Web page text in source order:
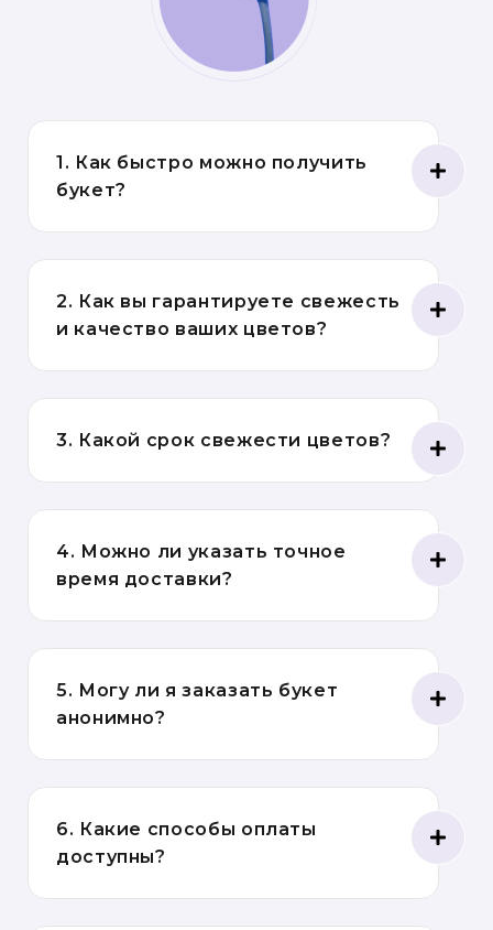
1. Как быстро можно получить
букет?
2. Как вы гарантируете свежесть
и качество ваших цветов?
3. Какой срок свежести цветов?
4. Можно ли указать точное
время доставки?
5. Могу ли я заказать букет
анонимно?
6. Какие способы оплаты
доступны?